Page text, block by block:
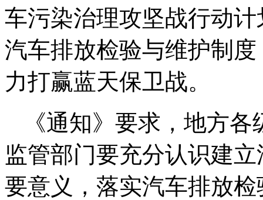
车污染治理攻坚战行动
汽车排放检验与维护制
力打赢蓝天保卫战。
《通知》要求，地方
监管部门要充分认识建
要意义，落实汽车排放